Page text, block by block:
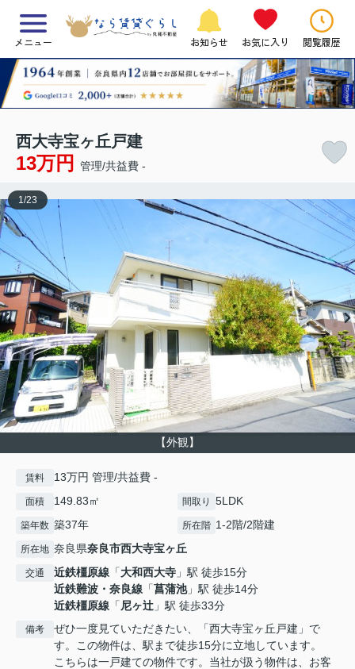
メニュー お知らせ お気に入り 閲覧履歴
西大寺宝ヶ丘戸建
13万円 管理/共益費 -
【外観】
1/23
賃料 13万円 管理/共益費 -
面積 149.83㎡ 間取り 5LDK
築年数 築37年 所在階 1-2階/2階建
所在地 奈良県奈良市西大寺宝ヶ丘
交通 近鉄橿原線 「大和西大寺 」駅 徒歩15分
近鉄難波・奈良線 「菖蒲池」駅 徒歩14分
近鉄橿原線 「尼ヶ辻 」駅 徒歩33分
備考
ぜひ一度見ていただきたい、「西大寺宝ヶ丘戸建」で
す。この物件は、駅まで徒歩15分に立地しています。
こちらは一戸建ての物件です。当社が扱う物件は、お客